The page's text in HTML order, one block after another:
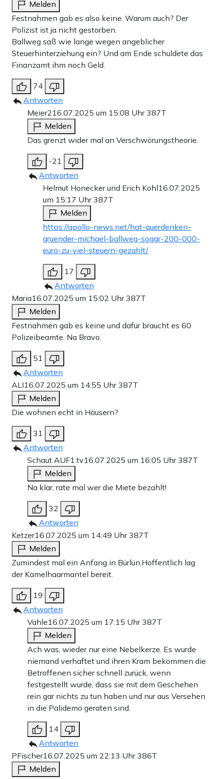
Melden
Festnahmen gab es also keine. Warum auch? Der
Polizist ist ja nicht gestorben.
Ballweg saß wie lange wegen angeblicher
Steuerhinterziehung ein? Und am Ende schuldete das
Finanzamt ihm noch Geld.
74
Antworten
Meier2 16.07.2025 um 15:08 Uhr387T
Melden
Das grenzt wider mal an Verschwörungstheorie.
-21
Antworten
Helmut Honecker und Erich Kohl16.07.2025
um 15:17 Uhr387T
Melden
https://apollo-news.net/hat-querdenken-
gruender-michael-ballweg-sogar-200-000-
euro-zu-viel-steuern-gezahlt/
17
Antworten
Maria16.07.2025 um 15:02 Uhr387T
Melden
Festnahmen gab es keine und dafür braucht es 60
Polizeibeamte. Na Bravo.
51
Antworten
ALI16.07.2025 um 14:55 Uhr387T
Melden
Die wohnen echt in Häusern?
31
Antworten
Schaut AUF1.tv16.07.2025 um 16:05 Uhr387T
Melden
Na klar, rate mal wer die Miete bezahlt!
32
Antworten
Ketzer16.07.2025 um 14:49 Uhr387T
Melden
Zumindest mal ein Anfang in Bürlün.Hoffentlich lag
der Kamelhaarmantel bereit.
19
Antworten
Vahle16.07.2025 um 17:15 Uhr387T
Melden
Ach was, wieder nur eine Nebelkerze. Es wurde
niemand verhaftet und ihren Kram bekommen die
Betroffenen sicher schnell zurück, wenn
festgestellt wurde, dass sie mit dem Geschehen
rein gar nichts zu tun haben und nur aus Versehen
in die Palidemo geraten sind.
14
Antworten
PFischer16.07.2025 um 22:13 Uhr386T
Melden